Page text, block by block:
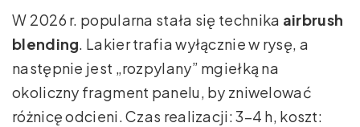
W 2026 r. popularna stała się technika airbrush
blending. Lakier trafia wyłącznie w rysę, a
następnie jest „rozpylany” mgiełką na
okoliczny fragment panelu, by zniwelować
różnicę odcieni. Czas realizacji: 3–4 h, koszt: